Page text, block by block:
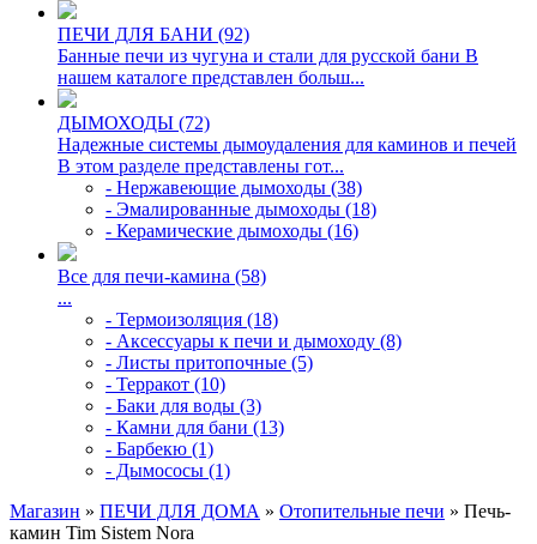
ПЕЧИ ДЛЯ БАНИ (92)
Банные печи из чугуна и стали для русской бани В
нашем каталоге представлен больш...
ДЫМОХОДЫ (72)
Надежные системы дымоудаления для каминов и печей
В этом разделе представлены гот...
- Нержавеющие дымоходы (38)
- Эмалированные дымоходы (18)
- Керамические дымоходы (16)
Все для печи-камина (58)
...
- Термоизоляция (18)
- Аксессуары к печи и дымоходу (8)
- Листы притопочные (5)
- Терракот (10)
- Баки для воды (3)
- Камни для бани (13)
- Барбекю (1)
- Дымососы (1)
Магазин » ПЕЧИ ДЛЯ ДОМА » Отопительные печи » Печь-
камин Tim Sistem Nora